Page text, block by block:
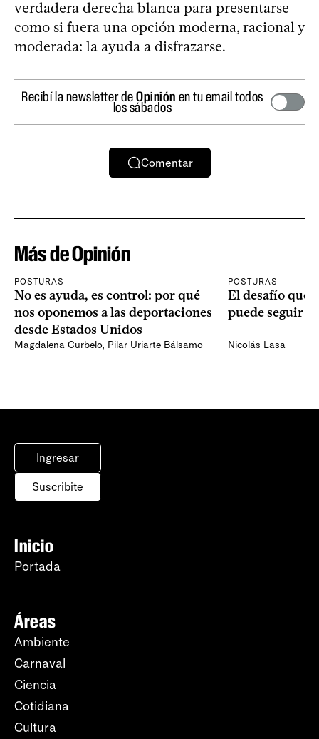
verdadera derecha blanca para presentarse
como si fuera una opción moderna, racional y
moderada: la ayuda a disfrazarse.
Recibí la newsletter deOpinión en tu email todos
los sábados
Comentar
Más de Opinión
POSTURAS
No es ayuda, es control: por qué
nos oponemos a las deportaciones
desde Estados Unidos
Magdalena Curbelo, Pilar Uriarte Bálsamo
POSTURAS
El desafío que
puede seguir
Nicolás Lasa
Ingresar
Suscribite
Inicio
Portada
Áreas
Ambiente
Carnaval
Ciencia
Cotidiana
Cultura